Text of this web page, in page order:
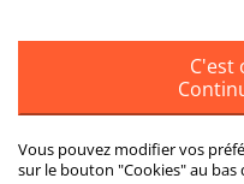
C'est
Vous pouvez modifier vos
sur le bouton "Cookies" au